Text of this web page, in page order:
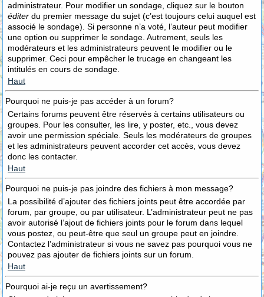
administrateur. Pour modifier un sondage, cliquez sur le bouton
éditer du premier message du sujet (c’est toujours celui auquel est
associé le sondage). Si personne n’a voté, l’auteur peut modifier
une option ou supprimer le sondage. Autrement, seuls les
modérateurs et les administrateurs peuvent le modifier ou le
supprimer. Ceci pour empêcher le trucage en changeant les
intitulés en cours de sondage.
Haut
Pourquoi ne puis-je pas accéder à un forum?
Certains forums peuvent être réservés à certains utilisateurs ou
groupes. Pour les consulter, les lire, y poster, etc., vous devez
avoir une permission spéciale. Seuls les modérateurs de groupes
et les administrateurs peuvent accorder cet accès, vous devez
donc les contacter.
Haut
Pourquoi ne puis-je pas joindre des fichiers à mon message?
La possibilité d’ajouter des fichiers joints peut être accordée par
forum, par groupe, ou par utilisateur. L’administrateur peut ne pas
avoir autorisé l’ajout de fichiers joints pour le forum dans lequel
vous postez, ou peut-être que seul un groupe peut en joindre.
Contactez l’administrateur si vous ne savez pas pourquoi vous ne
pouvez pas ajouter de fichiers joints sur un forum.
Haut
Pourquoi ai-je reçu un avertissement?